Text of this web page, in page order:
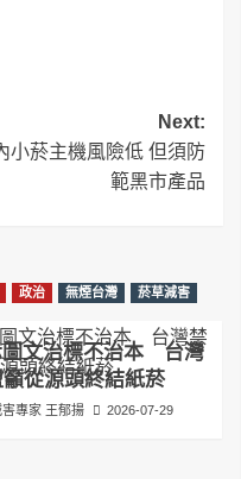
Next:
小菸主機風險低 但須防
範黑市產品
政治 無煙台灣 菸草減害
圖文治標不治本 台灣
從源頭終結紙菸
專家 王郁揚 2026-07-29